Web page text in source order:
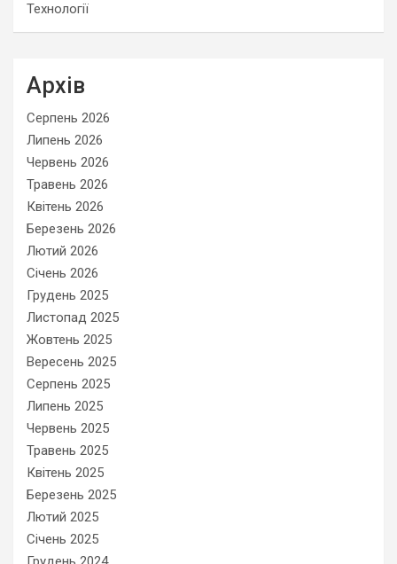
Технології
Архів
Серпень 2026
Липень 2026
Червень 2026
Травень 2026
Квітень 2026
Березень 2026
Лютий 2026
Січень 2026
Грудень 2025
Листопад 2025
Жовтень 2025
Вересень 2025
Серпень 2025
Липень 2025
Червень 2025
Травень 2025
Квітень 2025
Березень 2025
Лютий 2025
Січень 2025